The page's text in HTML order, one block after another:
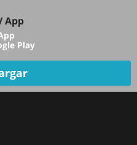
TV EN VIVO
App
Play